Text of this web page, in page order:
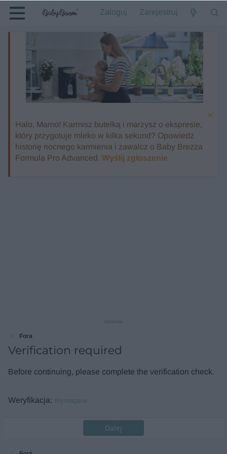
Zaloguj Zarejestruj
Halo, Mamo! Karmisz butelką i marzysz o ekspresie,
który przygotuje mleko w kilka sekund? Opowiedz
historię nocnego karmienia i zawalcz o Baby Brezza
Formula Pro Advanced. Wyślij zgłoszenie
Fora
Verification required
Before continuing, please complete the verification check.
Weryfikacja Wymagane
Dalej